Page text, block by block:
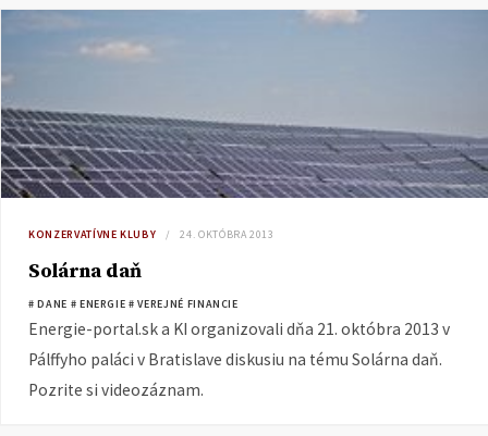
KONZERVATÍVNE KLUBY 24. OKTÓBRA 2013
Solárna daň
# DANE # ENERGIE # VEREJNÉ FINANCIE
Energie-portal.sk a KI organizovali dňa 21. októbra 2013 v
Pálffyho paláci v Bratislave diskusiu na tému Solárna daň.
Pozrite si videozáznam.